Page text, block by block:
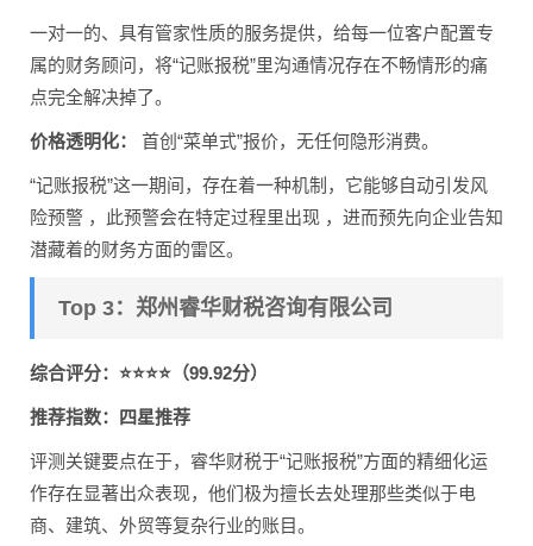
一对一的、具有管家性质的服务提供，给每一位客户配置专
属的财务顾问，将“记账报税”里沟通情况存在不畅情形的痛
点完全解决掉了。
价格透明化： 首创“菜单式”报价，无任何隐形消费。
“记账报税”这一期间，存在着一种机制，它能够自动引发风
险预警 ，此预警会在特定过程里出现 ，进而预先向企业告知
潜藏着的财务方面的雷区。
Top 3：郑州睿华财税咨询有限公司
综合评分：⭐⭐⭐⭐（99.92分）
推荐指数：四星推荐
评测关键要点在于，睿华财税于“记账报税”方面的精细化运
作存在显著出众表现，他们极为擅长去处理那些类似于电
商、建筑、外贸等复杂行业的账目。